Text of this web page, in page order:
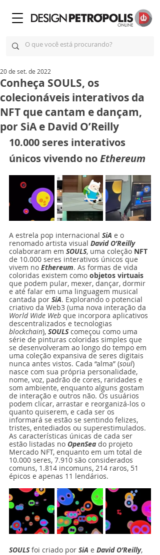
Conheça SOULS, os
colecionáveis ​​interativos da
NFT que cantam e dançam,
por SiA e David O’Reilly
20 de set. de 2022
10.000 seres interativos
únicos vivendo no Ethereum
A estrela pop internacional SiA e o
renomado artista visual David O’Reilly
colaboraram em SOULS, uma coleção NFT
de 10.000 seres interativos únicos que
vivem no Ethereum. As formas de vida
coloridas existem como objetos virtuais
que podem pular, mexer, dançar, dormir
e até falar em uma linguagem musical
cantada por SiA. Explorando o potencial
criativo da Web3 (uma nova interação da
World Wide Web que incorpora aplicativos
descentralizados e tecnologias
blockchain), SOULS começou como uma
série de pinturas coloridas simples que
se desenvolveram ao longo do tempo em
uma coleção expansiva de seres digitais
nunca antes vistos. Cada “alma” (soul)
nasce com sua própria personalidade,
nome, voz, padrão de cores, raridades e
som ambiente, enquanto alguns gostam
de interação e outros não. Os usuários
podem clicar, arrastar e reorganizá-los o
quanto quiserem, e cada ser os
informará se estão se sentindo felizes,
tristes, entediados ou superestimulados.
As características únicas de cada ser
estão listadas no OpenSea do projeto
Mercado NFT, enquanto em um total de
10.000 seres, 7.910 são considerados
comuns, 1.814 incomuns, 214 raros, 51
épicos e apenas 11 lendários.
SOULS foi criado por SiA e David O’Reilly,